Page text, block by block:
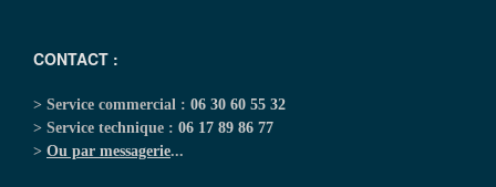
CONTACT :
> Service commercial : 06 30 60 55 32
> Service technique : 06 17 89 86 77
> Ou par messagerie...